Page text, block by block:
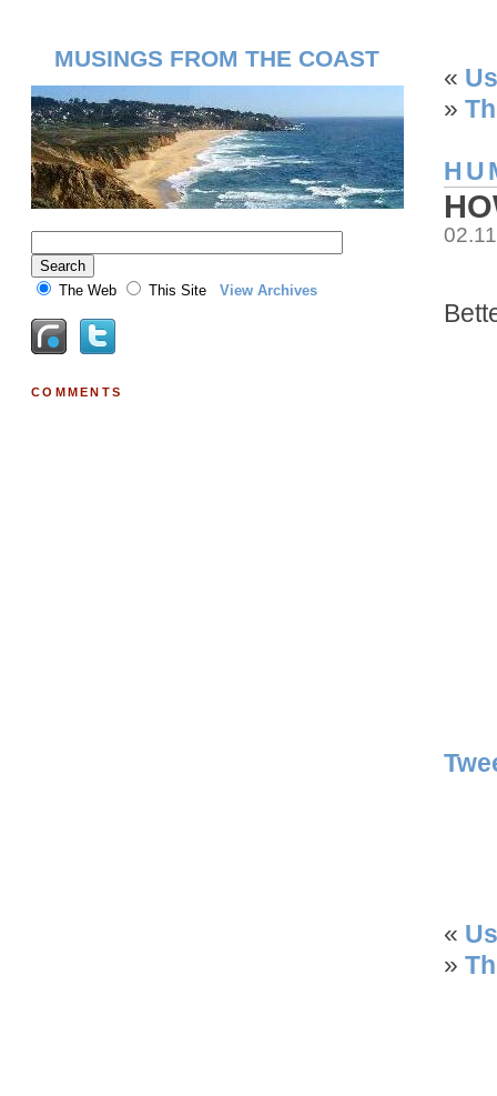
«
»
«
»
MUSINGS FROM THE COAST
The Web This Site View Archives
COMMENTS